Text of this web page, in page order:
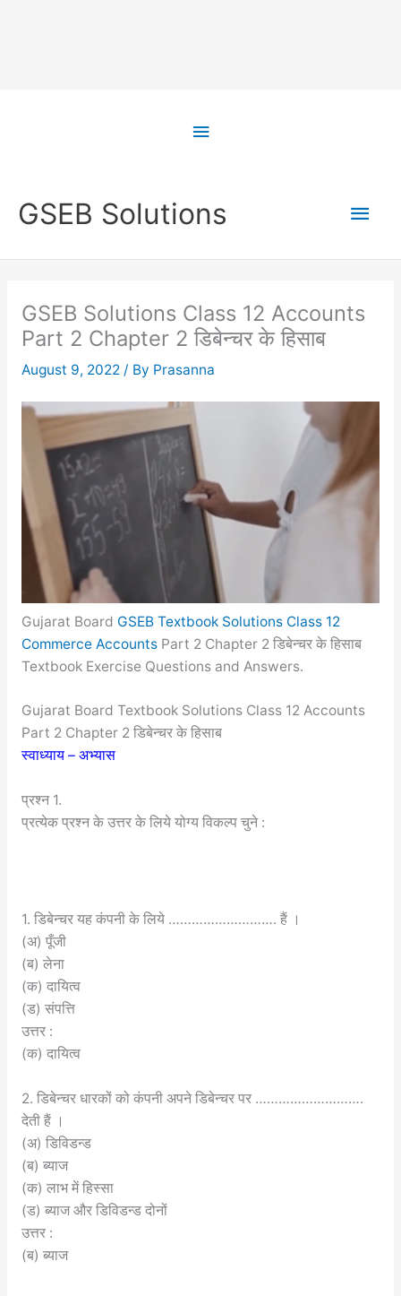
Above
GSEB Solutions
Main
GSEB Solutions Class 12 Accounts
Part 2 Chapter 2 डिबेन्चर के हिसाब
August 9, 2022 / By Prasanna
Gujarat Board GSEB Textbook Solutions Class 12
Commerce AccountsPart 2 Chapter 2 डिबेन्चर के हिसाब
Textbook Exercise Questions and Answers.
Gujarat Board Textbook Solutions Class 12 Accounts
Part 2 Chapter 2 डिबेन्चर के हिसाब
स्वाध्याय – अभ्यास
प्रश्न 1.
प्रत्येक प्रश्न के उत्तर के लिये योग्य विकल्प चुने :
1. डिबेन्चर यह कंपनी के लिये ………………………. हैं ।
(अ) पूँजी
(ब) लेना
(क) दायित्व
(ड) संपत्ति
उत्तर :
(क) दायित्व
2. डिबेन्चर धारकों को कंपनी अपने डिबेन्चर पर ……………………….
देती हैं ।
(अ) डिविडन्ड
(ब) ब्याज
(क) लाभ में हिस्सा
(ड) ब्याज और डिविडन्ड दोनों
उत्तर :
(ब) ब्याज